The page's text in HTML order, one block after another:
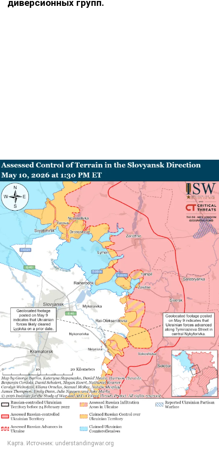
диверсионных групп.